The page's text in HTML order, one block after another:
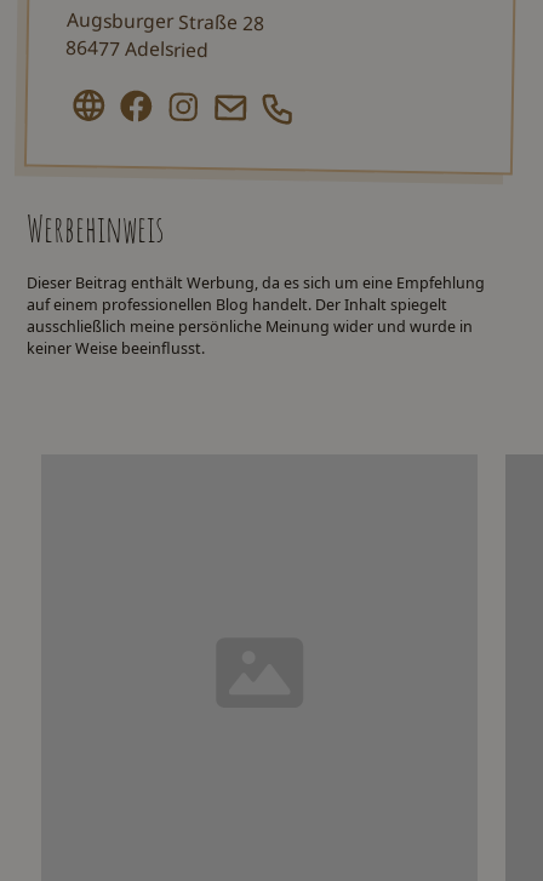
Augsburger Straße 28
86477 Adelsried
Werbehinweis
Dieser Beitrag enthält Werbung, da es sich um eine Empfehlung
auf einem professionellen Blog handelt. Der Inhalt spiegelt
ausschließlich meine persönliche Meinung wider und wurde in
keiner Weise beeinflusst.